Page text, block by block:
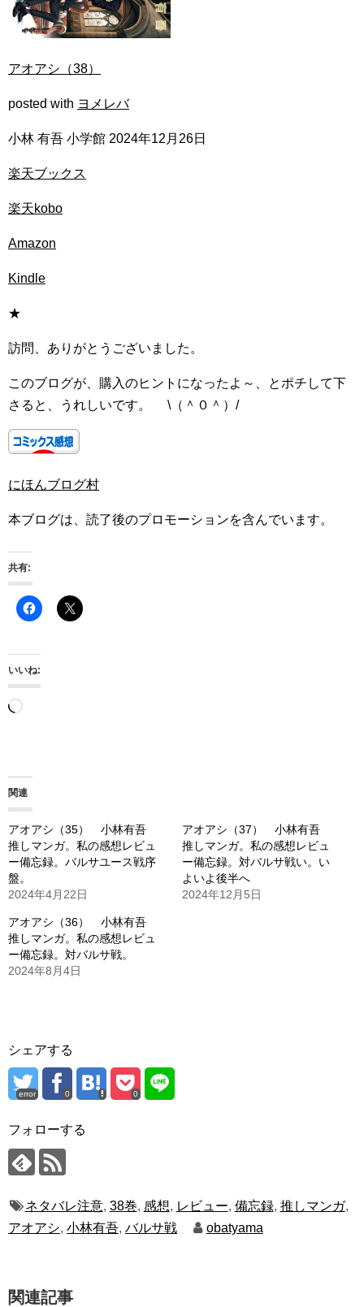
アオアシ（38）
posted with ヨメレバ
小林 有吾 小学館 2024年12月26日
楽天ブックス
楽天kobo
Amazon
Kindle
★
訪問、ありがとうございました。
このブログが、購入のヒントになったよ～、とポチして下
さると、うれしいです。 \（＾０＾）/
にほんブログ村
本ブログは、読了後のプロモーションを含んでいます。
共有:
いいね:
読
み
中…
関連
アオアシ（35） 小林有吾
推しマンガ。私の感想レビュ
ー備忘録。バルサユース戦序
盤。
2024年4月22日
アオアシ（37） 小林有吾
推しマンガ。私の感想レビュ
ー備忘録。対バルサ戦い。い
よいよ後半へ
2024年12月5日
アオアシ（36） 小林有吾
推しマンガ。私の感想レビュ
ー備忘録。対バルサ戦。
2024年8月4日
シェアする
error 0 0
フォローする
ネタバレ注意, 38巻, 感想, レビュー, 備忘録, 推しマンガ,
アオアシ, 小林有吾, バルサ戦 obatyama
関連記事